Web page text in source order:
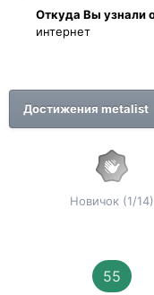
Oткyдa Вы узнaли
интернет
Достижения metalist
Новичок (1/14)
55